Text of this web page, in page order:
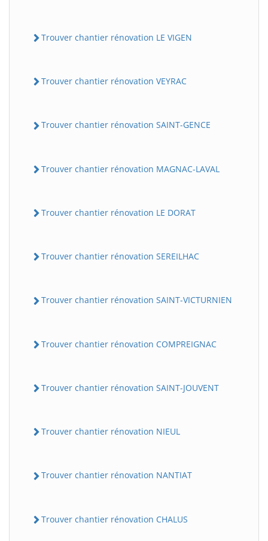
Trouver chantier rénovation LE VIGEN
Trouver chantier rénovation VEYRAC
Trouver chantier rénovation SAINT-GENCE
Trouver chantier rénovation MAGNAC-LAVAL
Trouver chantier rénovation LE DORAT
Trouver chantier rénovation SEREILHAC
Trouver chantier rénovation SAINT-VICTURNIEN
Trouver chantier rénovation COMPREIGNAC
Trouver chantier rénovation SAINT-JOUVENT
Trouver chantier rénovation NIEUL
Trouver chantier rénovation NANTIAT
Trouver chantier rénovation CHALUS